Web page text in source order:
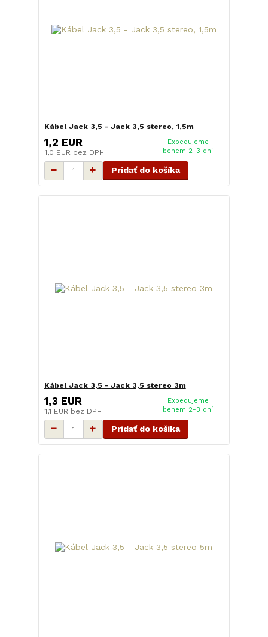
Kábel Jack 3,5 - Jack 3,5 stereo, 1,5m
1,2 EUR
1,0 EUR bez DPH
Expedujeme
behem 2-3 dní
Pridať do košíka
Kábel Jack 3,5 - Jack 3,5 stereo 3m
1,3 EUR
1,1 EUR bez DPH
Expedujeme
behem 2-3 dní
Pridať do košíka